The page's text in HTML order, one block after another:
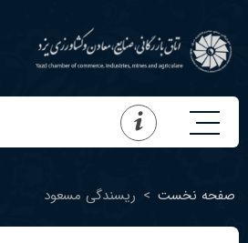
صفحه نخست > ریسندگی مسعود